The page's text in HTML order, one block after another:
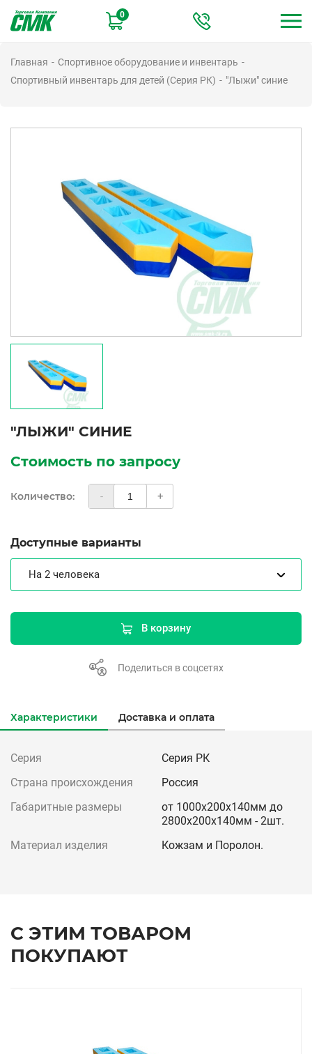
основному
0
Главная
Спортивное оборудование и инвентарь
Спортивный инвентарь для детей (Серия РК)
"Лыжи" синие
"ЛЫЖИ" СИНИЕ
Стоимость по запросу
Количество: - +
Доступные варианты
На 2 человека
В корзину
Поделиться в соцсетях
Характеристики Доставка и оплата
Серия
Серия РК
Страна происхождения
Россия
Габаритные размеры
от 1000х200х140мм до
2800х200х140мм - 2шт.
Материал изделия
Кожзам и Поролон.
С ЭТИМ ТОВАРОМ
ПОКУПАЮТ